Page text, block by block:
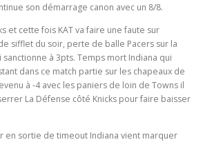
son démarrage canon avec un 8/8.
et cette fois KAT va faire une faute sur
sifflet du soir, perte de balle Pacers sur la
à 3pts. Temps mort Indiana qui
dans ce match partie sur les chapeaux de
à -4 avec les paniers de loin de Towns il
La Défense côté Knicks pour faire baisser
en sortie de timeout Indiana vient marquer